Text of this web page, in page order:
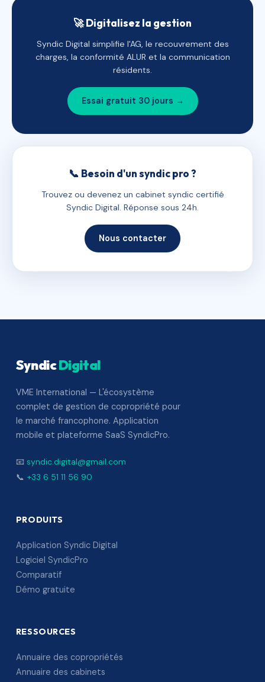
🚀 Digitalisez la gestion
Syndic Digital simplifie l'AG, le recouvrement des
charges, la conformité ALUR et la communication
résidents.
Essai gratuit 30 jours →
📞 Besoin d'un syndic pro ?
Trouvez ou devenez un cabinet syndic certifié
Syndic Digital. Réponse sous 24h.
Nous contacter
SyndicDigital
VME International — L'écosystème
complet de gestion de copropriété pour
le marché francophone. Application
mobile et plateforme SaaS SyndicPro.
📧 syndic.digital@gmail.com
📞 +33 6 51 11 56 90
PRODUITS
Application Syndic Digital
Logiciel SyndicPro
Comparatif
Démo gratuite
RESSOURCES
Annuaire des copropriétés
Annuaire des cabinets